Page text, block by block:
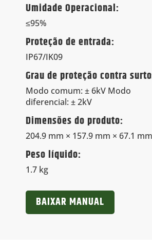
Umidade Operacional:
≤95%
Proteção de entrada:
IP67/IK09
Grau de proteção contra
Modo comum: ± 6kV Modo
diferencial: ± 2kV
Dimensões do produto:
204.9 mm × 157.9 mm × 67.1 mm
Peso líquido:
1.7 kg
BAIXAR MANUAL